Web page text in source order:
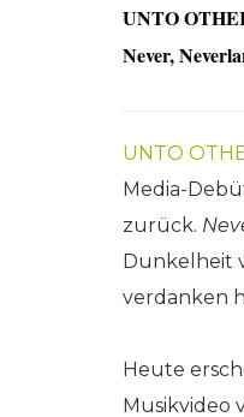
UNTO
Never,
UNTO
Media-
zurück.
Dunkelheit
verdanken
Heute
Musikvideo